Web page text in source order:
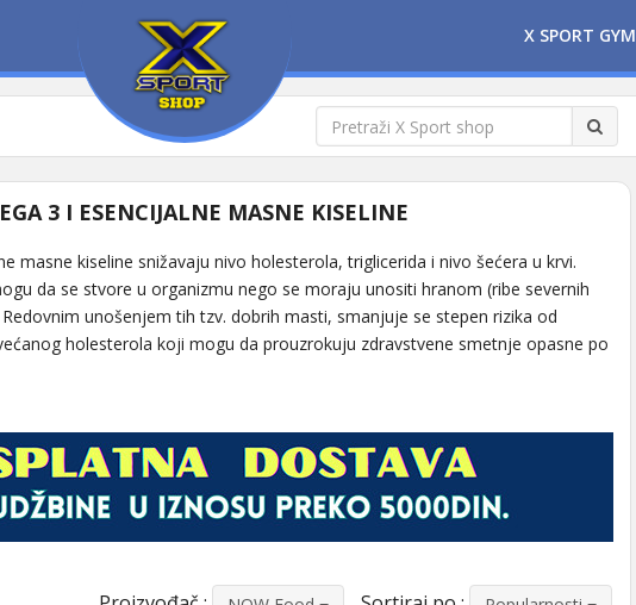
X SPORT GYM
3 I ESENCIJALNE MASNE KISELINE
masne kiseline snižavaju nivo holesterola, triglicerida i nivo šećera u krvi.
da se stvore u organizmu nego se moraju unositi hranom (ribe severnih
unošenjem tih tzv. dobrih masti, smanjuje se stepen rizika od
holesterola koji mogu da prouzrokuju zdravstvene smetnje opasne po